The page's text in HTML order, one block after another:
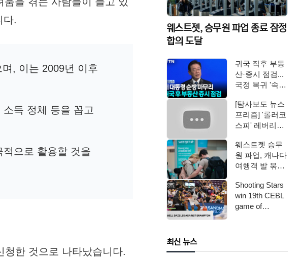
다.
, 이는 2009년 이후
득 정체 등을 꼽고
으로 활용할 것을
한 것으로 나타났습니다.
웨스트젯, 승무원 파업 종료 잠정
합의 도달
귀국 직후 부동
산·증시 점검...
국정 복귀 '속도'
[탐사보도 뉴스
프리즘] '롤러코
스피' 레버리지
TV (Yo…
웨스트젯 승무
원 파업, 캐나다
여행객 발 묶였
Shooting Stars
win 19th CEBL
game of
최신 뉴스